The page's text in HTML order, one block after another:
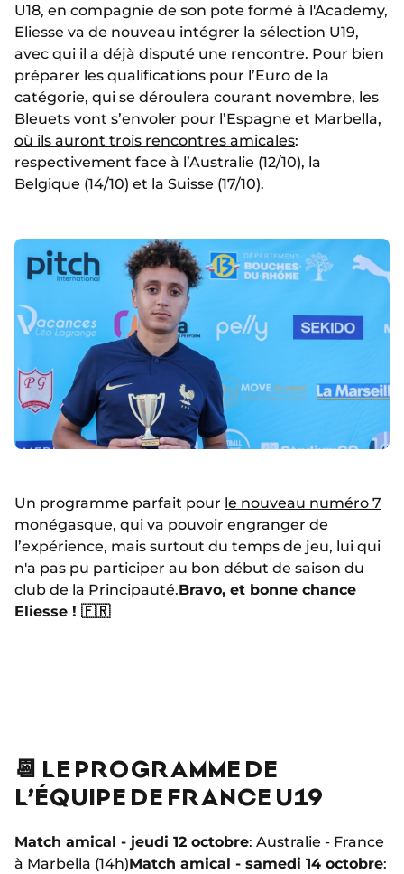
U18, en compagnie de son pote formé à l'Academy,
Eliesse va de nouveau intégrer la sélection U19,
avec qui il a déjà disputé une rencontre. Pour bien
préparer les qualifications pour l’Euro de la
catégorie, qui se déroulera courant novembre, les
Bleuets vont s’envoler pour l’Espagne et Marbella,
où ils auront trois rencontres amicales:
respectivement face à l’Australie (12/10), la
Belgique (14/10) et la Suisse (17/10).
Un programme parfait pour le nouveau numéro 7
monégasque, qui va pouvoir engranger de
l’expérience, mais surtout du temps de jeu, lui qui
n'a pas pu participer au bon début de saison du
club de la Principauté.Bravo, et bonne chance
Eliesse ! 🇫🇷
📆 LE PROGRAMME DE
L’ÉQUIPE DE FRANCE U19
Match amical - jeudi 12 octobre: Australie - France
à Marbella (14h)Match amical - samedi 14 octobre: